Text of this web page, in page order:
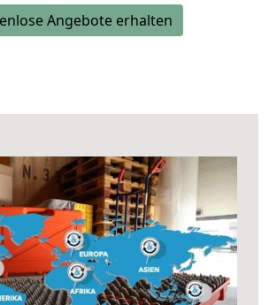
Angebote erhalten